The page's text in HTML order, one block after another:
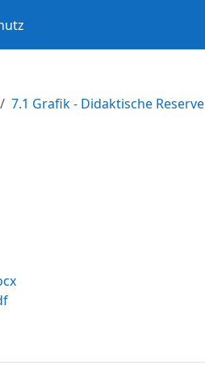
7.1 Grafik - Didaktische Reserve